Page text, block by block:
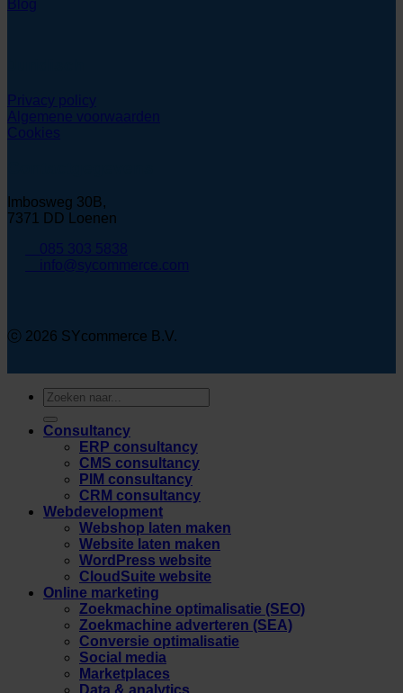
Blog
Privacy policy
Algemene voorwaarden
Cookies
Imbosweg 30B,
7371 DD Loenen
085 303 5838
info@sycommerce.com
ⓒ 2026 SYcommerce B.V.
Zoeken
naar:
Consultancy
ERP consultancy
CMS consultancy
PIM consultancy
CRM consultancy
Webdevelopment
Webshop laten maken
Website laten maken
WordPress website
CloudSuite website
Online marketing
Zoekmachine optimalisatie (SEO)
Zoekmachine adverteren (SEA)
Conversie optimalisatie
Social media
Marketplaces